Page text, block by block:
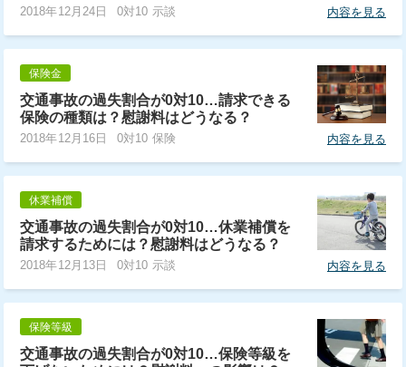
2018年12月24日 0対10 示談 内容を見る
保険金
交通事故の過失割合が0対10…請求できる
保険の種類は？慰謝料はどうなる？
2018年12月16日 0対10 保険 内容を見る
休業補償
交通事故の過失割合が0対10…休業補償を
請求するためには？慰謝料はどうなる？
2018年12月13日 0対10 示談 内容を見る
保険等級
交通事故の過失割合が0対10…保険等級を